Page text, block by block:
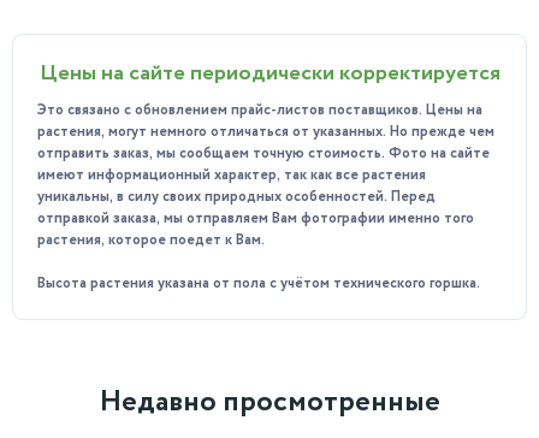
человека.
Особенности ухода:
Освещение: предпочитает рассеянное освещение,
избегая прямых солнечных лучей.
Температура: оптимальная температура — 18–25 °С.
Полив: умеренный, не допуская переувлажнения или
пересыхания почвы.
Влажность: ценит высокую влажность, поэтому
рекомендуется регулярное опрыскивание.
Размножение: возможно делением куста или спорами.
Цены на сайте периодически корректируется
Это связано с обновлением прайс-листов поставщиков. Цены на
растения, могут немного отличаться от указанных. Но прежде чем
отправить заказ, мы сообщаем точную стоимость. Фото на сайте
имеют информационный характер, так как все растения
уникальны, в силу своих природных особенностей. Перед
отправкой заказа, мы отправляем Вам фотографии именно того
растения, которое поедет к Вам.
Высота растения указана от пола с учётом технического горшка.
Недавно просмотренные